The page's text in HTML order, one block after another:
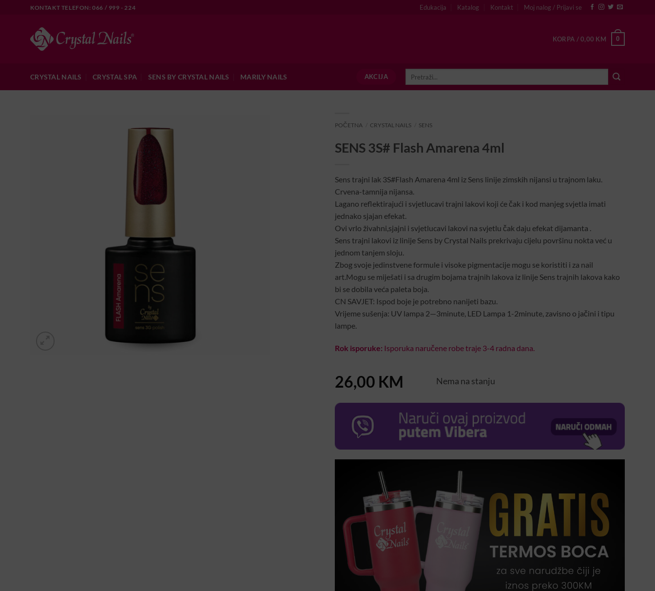
KONTAKT TELEFON: 066 / 999 - 224 Edukacija Katalog Kontakt Moj nalog / Prijavi se
KORPA /0,00 KM 0
CRYSTAL NAILS CRYSTAL SPA SENS BY CRYSTAL NAILS MARILY NAILS AKCIJA
POČETNA CRYSTAL NAILS SENS
SENS 3S# Flash Amarena 4ml
Sens trajni lak 3S#Flash Amarena 4ml iz Sens linije zimskih nijansi u trajnom laku.
Crvena-tamnija nijansa.
Lagano reflektirajući i svjetlucavi trajni lakovi koji će čak i kod manjeg svjetla imati
jednako sjajan efekat.
Ovi vrlo živahni,sjajni i svjetlucavi lakovi na svjetlu čak daju efekat dijamanta .
Sens trajni lakovi iz linije Sens by Crystal Nails prekrivaju cijelu površinu nokta već u
jednom tanjem sloju.
Zbog svoje jedinstvene formule i visoke pigmentacije mogu se koristiti i za nail
art.Mogu se miješati i sa drugim bojama trajnih lakova iz linije Sens trajnih lakova kako
bi se dobila veća paleta boja.
CN SAVJET: Ispod boje je potrebno nanijeti bazu.
Vrijeme sušenja: UV lampa 2—3minute, LED Lampa 1-2minute, zavisno o jačini i tipu
lampe.
Rok isporuke: Isporuka naručene robe traje 3-4 radna dana.
26,00 KM Nema na stanju